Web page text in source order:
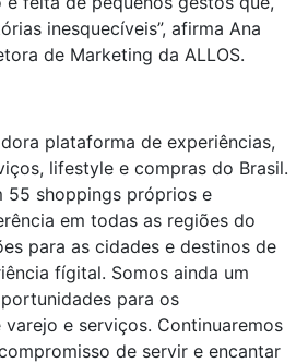
inesquecíveis”, afirma Ana
de Marketing da ALLOS.
plataforma de experiências,
lifestyle e compras do Brasil.
shoppings próprios e
em todas as regiões do
para as cidades e destinos de
fígital. Somos ainda um
para os
e serviços. Continuaremos
de servir e encantar